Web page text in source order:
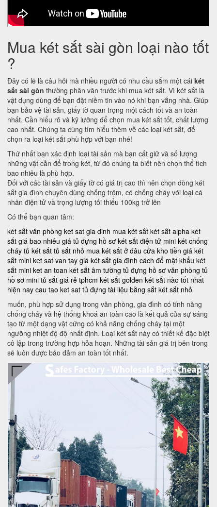
Mua két sắt sài gòn loại nào tốt
?
Đây có lẽ là câu hỏi mà nhiều người có nhu cầu sắm một cái két
sắt sài gòn thường phân vân trước khi mua két sắt. Vì két sắt là
vật dụng dùng để bạn đặt niềm tin vào nó khi bạn vắng nhà. Giúp
bạn bảo vệ tài sản, giấy tờ quan trọng một cách tốt và an toàn
nhất. Cần hiểu rõ và kỹ lưỡng để chọn mua két sắt tốt, chất lượng
cao nhất. Chúng ta cùng tìm hiểu thêm về các loại két sắt, để
chọn ra loại két sắt phù hợp với bạn nhé!
Thứ nhất bạn xác định loại tài sản mà bạn cất giữ và số lượng
những vật cần để trong két, từ đó chúng ta biết nên chọn thể tích
bao nhiêu là phù hợp.
Đối với các tài sản và giấy tờ có giá trị cao thì nên chọn dòng két
sắt gia đình chuyên dùng chống trộm, có chống cháy với loại cá
nhân điện tử và trọng lượng tối thiểu 100kg trở lên
Có thể bạn quan tâm:
két sắt văn phòng ket sat gia dinh mua két sắt két sắt alpha két
sắt giá bao nhiêu giá tủ đựng hồ sơ két sắt điện tử mini két chống
cháy tủ két sắt tủ sắt nhỏ mua két sắt ở đâu cửa kho tiền giá két
sắt mini ket sat van tay giá két sắt gia đình cách đổ mật khẩu két
sắt mini ket an toan két sắt âm tường tủ đựng hồ sơ văn phòng tủ
hồ sơ mini tủ sắt giá rẻ tphcm két sắt golden két sắt nào tốt nhất
hiện nay cau tao ket sat tủ đựng tài liệu bằng sắt két sắt nhỏ
muốn, phù hợp sử dụng trong văn phòng, gia đình có tính năng
chống cháy và hệ thống khoá an toàn cao là kết quả của sự sáng
tạo từ một dạng vật cứng có khả năng chống cháy tại một
ngưỡng nhiệt độ độ nhất định. Loại két sắt này có thiết kế đặc biệt
cô lập trong trường hợp hỏa hoạn. Những tài sản giá trị bên trong
sẽ luôn được bảo đảm an toàn tốt nhất.